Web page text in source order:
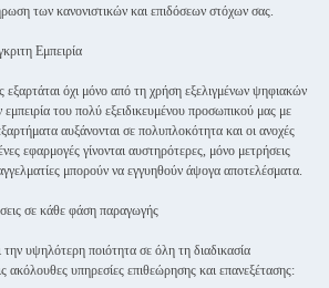
των κανονιστικών και επιδόσεων στόχων σας.
Εμπειρία
όχι μόνο από τη χρήση εξελιγμένων ψηφιακών
του πολύ εξειδικευμένου προσωπικού μας με
αυξάνονται σε πολυπλοκότητα και οι ανοχές
εφαρμογές γίνονται αυστηρότερες, μόνο μετρήσεις
μπορούν να εγγυηθούν άψογα αποτελέσματα.
σε κάθε φάση παραγωγής
υψηλότερη ποιότητα σε όλη τη διαδικασία
ακόλουθες υπηρεσίες επιθεώρησης και επανεξέτασης: